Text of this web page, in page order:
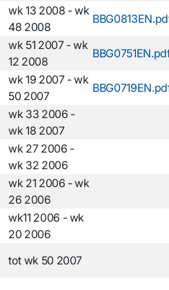
wk 13 2008 - wk
48 2008
wk 51 2007 - wk
12 2008
wk 19 2007 - wk
50 2007
wk 33 2006 -
wk 18 2007
wk 27 2006 -
wk 32 2006
wk 21 2006 - wk
26 2006
wk11 2006 - wk
20 2006
tot wk 50 2007